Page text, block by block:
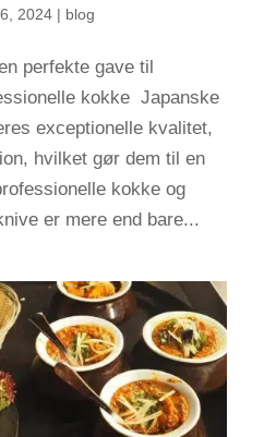
2024| blog
perfekte gave til
kokke Japanske
exceptionelle kvalitet,
hvilket gør dem til en
kokke og
er mere end bare...